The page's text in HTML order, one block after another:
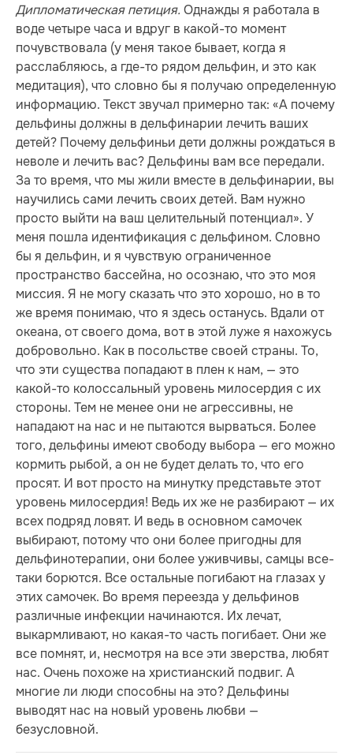
Дипломатическая петиция. Однажды я работала в
воде четыре часа и вдруг в какой-то момент
почувствовала (у меня такое бывает, когда я
расслабляюсь, а где-то рядом дельфин, и это как
медитация), что словно бы я получаю определенную
информацию. Текст звучал примерно так: «А почему
дельфины должны в дельфинарии лечить ваших
детей? Почему дельфиньи дети должны рождаться в
неволе и лечить вас? Дельфины вам все передали.
За то время, что мы жили вместе в дельфинарии, вы
научились сами лечить своих детей. Вам нужно
просто выйти на ваш целительный потенциал». У
меня пошла идентификация с дельфином. Словно
бы я дельфин, и я чувствую ограниченное
пространство бассейна, но осознаю, что это моя
миссия. Я не могу сказать что это хорошо, но в то
же время понимаю, что я здесь останусь. Вдали от
океана, от своего дома, вот в этой луже я нахожусь
добровольно. Как в посольстве своей страны. То,
что эти существа попадают в плен к нам, — это
какой-то колоссальный уровень милосердия с их
стороны. Тем не менее они не агрессивны, не
нападают на нас и не пытаются вырваться. Более
того, дельфины имеют свободу выбора — его можно
кормить рыбой, а он не будет делать то, что его
просят. И вот просто на минутку представьте этот
уровень милосердия! Ведь их же не разбирают — их
всех подряд ловят. И ведь в основном самочек
выбирают, потому что они более пригодны для
дельфинотерапии, они более уживчивы, самцы все-
таки борются. Все остальные погибают на глазах у
этих самочек. Во время переезда у дельфинов
различные инфекции начинаются. Их лечат,
выкармливают, но какая-то часть погибает. Они же
все помнят, и, несмотря на все эти зверства, любят
нас. Очень похоже на христианский подвиг. А
многие ли люди способны на это? Дельфины
выводят нас на новый уровень любви —
безусловной.